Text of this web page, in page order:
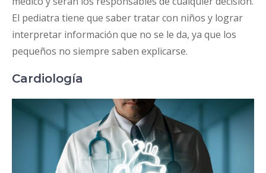
El pediatra tiene que saber tratar con niños y lograr
interpretar información que no se le da, ya que los
pequeños no siempre saben explicarse.
Cardiología